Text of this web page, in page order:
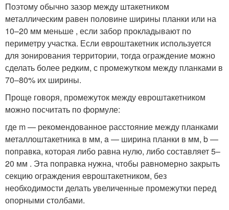
Поэтому обычно зазор между штакетником
металлическим равен половине ширины планки или на
10–20 мм меньше , если забор прокладывают по
периметру участка. Если евроштакетник используется
для зонирования территории, тогда ограждение можно
сделать более редким, с промежутком между планками в
70–80% их ширины.
Проще говоря, промежуток между евроштакетником
можно посчитать по формуле:
где m — рекомендованное расстояние между планками
металлоштакетника в мм, a — ширина планки в мм, b —
поправка, которая либо равна нулю, либо составляет 5–
20 мм . Эта поправка нужна, чтобы равномерно закрыть
секцию ограждения евроштакетником, без
необходимости делать увеличенные промежутки перед
опорными столбами.